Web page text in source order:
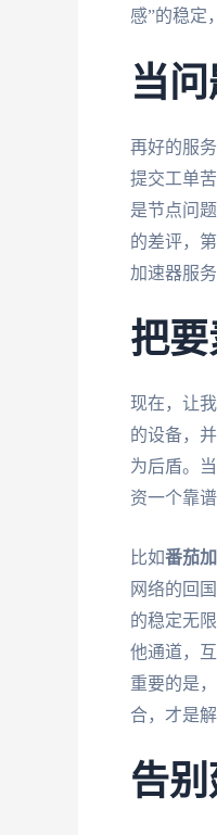
感”的稳定
当
再好的服
提交工单
是节点问
的差评，
加速器服
把
现在，让
的设备，
为后盾。
资一个靠
比如番茄
网络的回
的稳定无
他通道，
重要的是
合，才是
告